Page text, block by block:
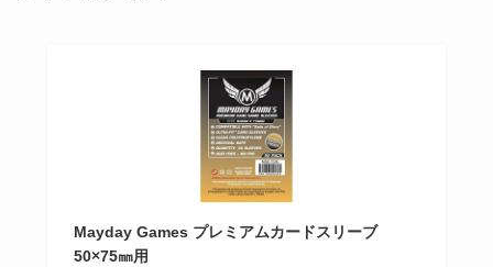
Mayday Games プレミアムカードスリーブ
50×75㎜用